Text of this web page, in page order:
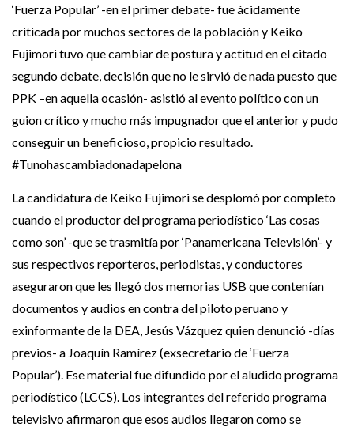
‘Fuerza Popular’ -en el primer debate- fue ácidamente
criticada por muchos sectores de la población y Keiko
Fujimori tuvo que cambiar de postura y actitud en el citado
segundo debate, decisión que no le sirvió de nada puesto que
PPK –en aquella ocasión- asistió al evento político con un
guion crítico y mucho más impugnador que el anterior y pudo
conseguir un beneficioso, propicio resultado.
#Tunohascambiadonadapelona
La candidatura de Keiko Fujimori se desplomó por completo
cuando el productor del programa periodístico ‘Las cosas
como son’ -que se trasmitía por ‘Panamericana Televisión’- y
sus respectivos reporteros, periodistas, y conductores
aseguraron que les llegó dos memorias USB que contenían
documentos y audios en contra del piloto peruano y
exinformante de la DEA, Jesús Vázquez quien denunció -días
previos- a Joaquín Ramírez (exsecretario de ‘Fuerza
Popular’). Ese material fue difundido por el aludido programa
periodístico (LCCS). Los integrantes del referido programa
televisivo afirmaron que esos audios llegaron como se